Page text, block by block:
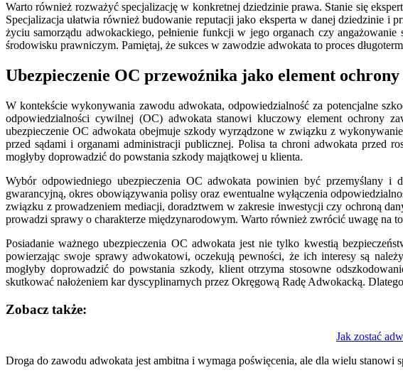
Warto również rozważyć specjalizację w konkretnej dziedzinie prawa. Stanie się
Specjalizacja ułatwia również budowanie reputacji jako eksperta w danej dziedzinie
życiu samorządu adwokackiego, pełnienie funkcji w jego organach czy
środowisku prawniczym. Pamiętaj, że sukces w zawodzie adwokata to proces
Ubezpieczenie OC przewoźnika jako element
W kontekście wykonywania zawodu adwokata, odpowiedzialność za potencjalne
odpowiedzialności cywilnej (OC) adwokata stanowi kluczowy element ochrony
ubezpieczenie OC adwokata obejmuje szkody wyrządzone w związku z
przed sądami i organami administracji publicznej. Polisa ta chroni adwokata przed
mogłyby doprowadzić do powstania szkody majątkowej u klienta.
Wybór odpowiedniego ubezpieczenia OC adwokata powinien być przemyślany
gwarancyjną, okres obowiązywania polisy oraz ewentualne wyłączenia
związku z prowadzeniem mediacji, doradztwem w zakresie inwestycji czy ochroną
prowadzi sprawy o charakterze międzynarodowym. Warto również zwrócić uwagę na
Posiadanie ważnego ubezpieczenia OC adwokata jest nie tylko kwestią
powierzając swoje sprawy adwokatowi, oczekują pewności, że ich interesy są
mogłyby doprowadzić do powstania szkody, klient otrzyma stosowne
skutkować nałożeniem kar dyscyplinarnych przez Okręgową Radę Adwokacką.
Zobacz także:
Jak zostać
Droga do zawodu adwokata jest ambitna i wymaga poświęcenia, ale dla wielu stanowi
wpisu